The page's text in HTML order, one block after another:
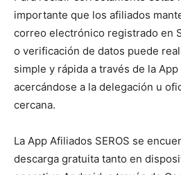
importante que los afiliados
correo electrónico registrado en
o verificación de datos puede
simple y rápida a través de la App
acercándose a la delegación u
cercana.
La App Afiliados SEROS se
descarga gratuita tanto en